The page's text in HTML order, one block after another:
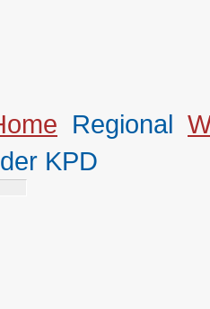
Regional
KPD